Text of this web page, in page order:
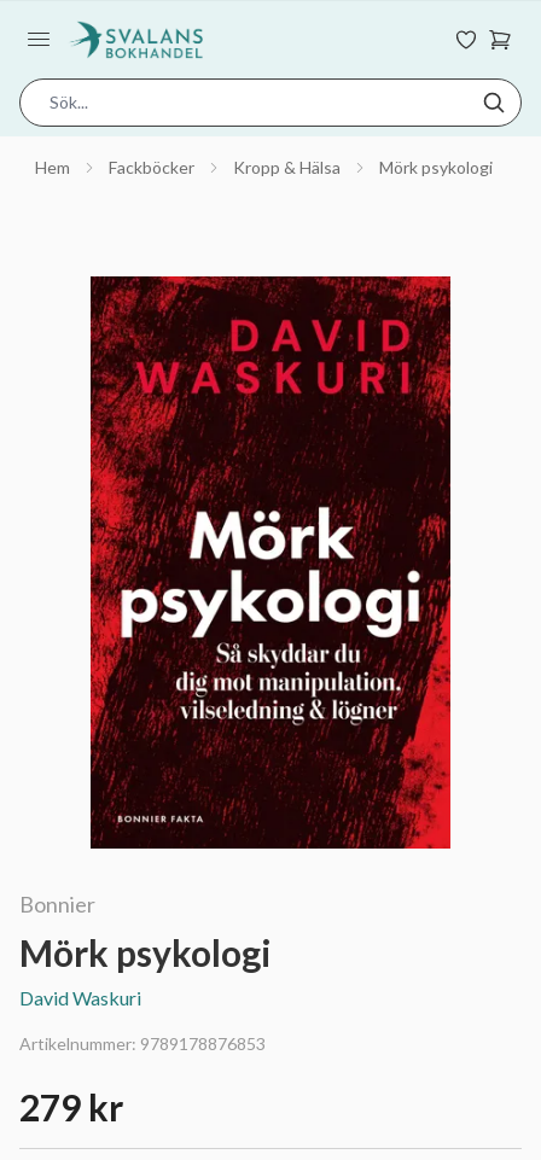
Hem Fackböcker Kropp & Hälsa Mörk psykologi
Bonnier
Mörk psykologi
David Waskuri
Artikelnummer: 9789178876853
279 kr